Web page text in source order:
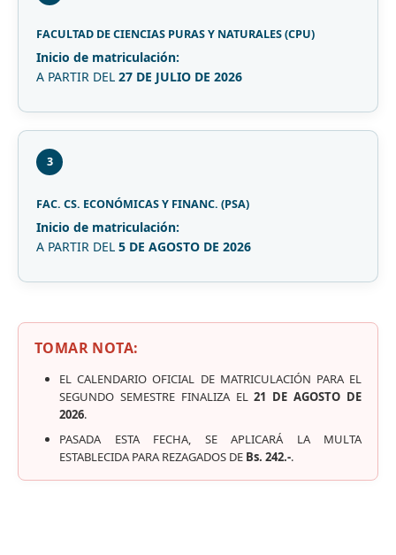
FACULTAD DE CIENCIAS PURAS Y NATURALES (CPU)
Inicio de matriculación:
A PARTIR DEL 27 DE JULIO DE 2026
3
FAC. CS. ECONÓMICAS Y FINANC. (PSA)
Inicio de matriculación:
A PARTIR DEL 5 DE AGOSTO DE 2026
TOMAR NOTA:
EL CALENDARIO OFICIAL DE MATRICULACIÓN PARA EL
SEGUNDO SEMESTRE FINALIZA EL21 DE AGOSTO DE
2026.
PASADA ESTA FECHA, SE APLICARÁ LA MULTA
ESTABLECIDA PARA REZAGADOS DE Bs. 242.-.